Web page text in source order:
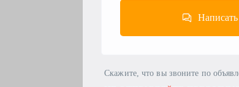
Написать
Скажите, что вы звоните по